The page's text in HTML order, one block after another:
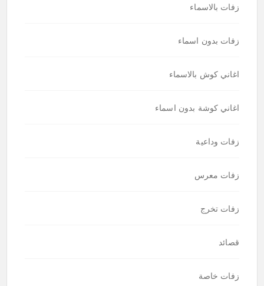
زفات بالاسماء
زفات بدون اسماء
اغاني كوش بالاسماء
اغاني كوشة بدون اسماء
زفات وداعية
زفات معرس
زفات تخرج
قصائد
زفات خاصة